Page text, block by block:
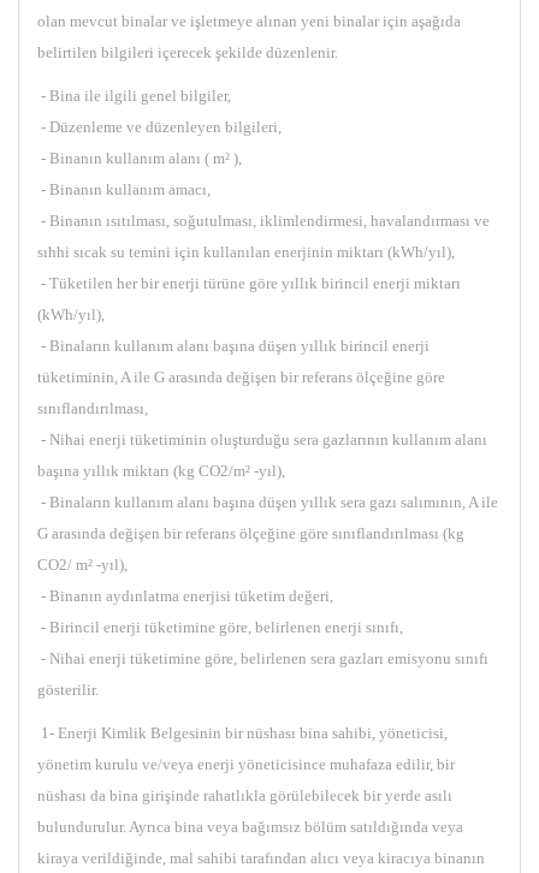
olan mevcut binalar ve işletmeye alınan yeni binalar için aşağıda
belirtilen bilgileri içerecek şekilde düzenlenir.
- Bina ile ilgili genel bilgiler,
- Düzenleme ve düzenleyen bilgileri,
- Binanın kullanım alanı ( m² ),
- Binanın kullanım amacı,
- Binanın ısıtılması, soğutulması, iklimlendirmesi, havalandırması ve
sıhhi sıcak su temini için kullanılan enerjinin miktarı (kWh/yıl),
- Tüketilen her bir enerji türüne göre yıllık birincil enerji miktarı
(kWh/yıl),
- Binaların kullanım alanı başına düşen yıllık birincil enerji
tüketiminin, A ile G arasında değişen bir referans ölçeğine göre
sınıflandırılması,
- Nihai enerji tüketiminin oluşturduğu sera gazlarının kullanım alanı
başına yıllık miktarı (kg CO2/m² -yıl),
- Binaların kullanım alanı başına düşen yıllık sera gazı salımının, A ile
G arasında değişen bir referans ölçeğine göre sınıflandırılması (kg
CO2/ m² -yıl),
- Binanın aydınlatma enerjisi tüketim değeri,
- Birincil enerji tüketimine göre, belirlenen enerji sınıfı,
- Nihai enerji tüketimine göre, belirlenen sera gazları emisyonu sınıfı
gösterilir.
1- Enerji Kimlik Belgesinin bir nüshası bina sahibi, yöneticisi,
yönetim kurulu ve/veya enerji yöneticisince muhafaza edilir, bir
nüshası da bina girişinde rahatlıkla görülebilecek bir yerde asılı
bulundurulur. Ayrıca bina veya bağımsız bölüm satıldığında veya
kiraya verildiğinde, mal sahibi tarafından alıcı veya kiracıya binanın